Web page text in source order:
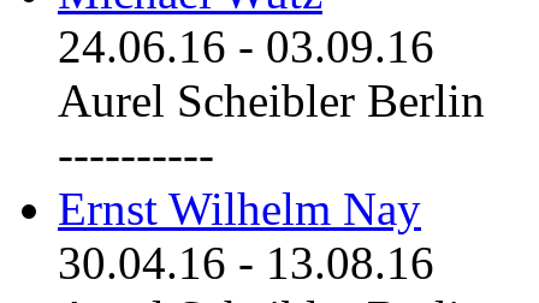
24.06.16 - 03.09.16
Aurel Scheibler Berlin
----------
Ernst Wilhelm Nay
30.04.16 - 13.08.16